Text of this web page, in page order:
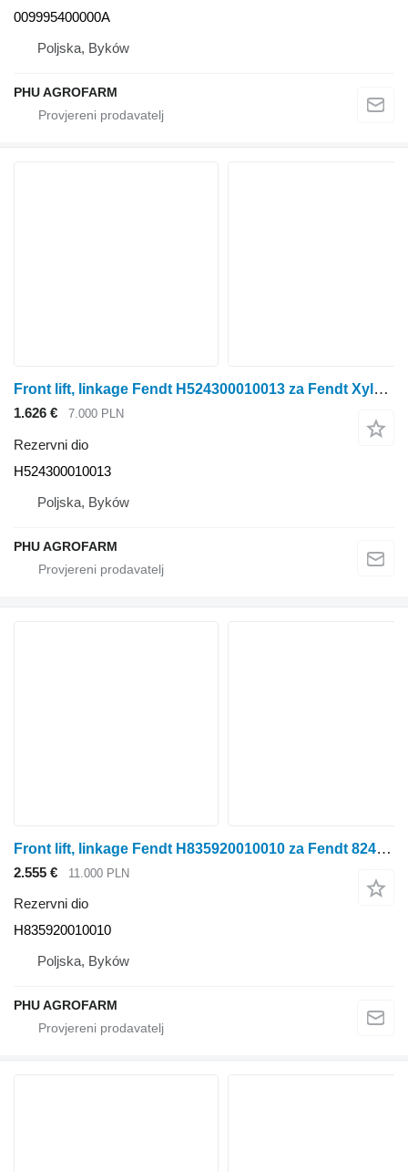
009995400000A
Poljska, Byków
PHU AGROFARM
Front lift, linkage Fendt H524300010013 za Fendt Xylon 524 traktora na kotačima
1.626 € 7.000 PLN
Rezervni dio
H524300010013
Poljska, Byków
PHU AGROFARM
Front lift, linkage Fendt H835920010010 za Fendt 824 SCR traktora na kotačima
2.555 € 11.000 PLN
Rezervni dio
H835920010010
Poljska, Byków
PHU AGROFARM